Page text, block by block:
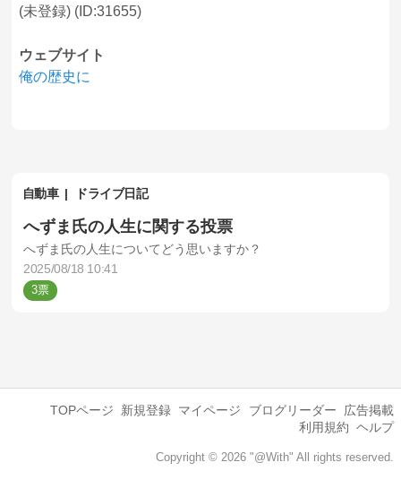
(未登録) (ID:31655)
ウェブサイト
俺の歴史に
自動車 ドライブ日記
へずま氏の人生に関する投票
へずま氏の人生についてどう思いますか？
2025/08/18 10:41
3
TOPページ 新規登録 マイページ ブログリーダー
広告掲載
利用規約 ヘルプ
Copyright © 2026 "@With" All rights reserved.